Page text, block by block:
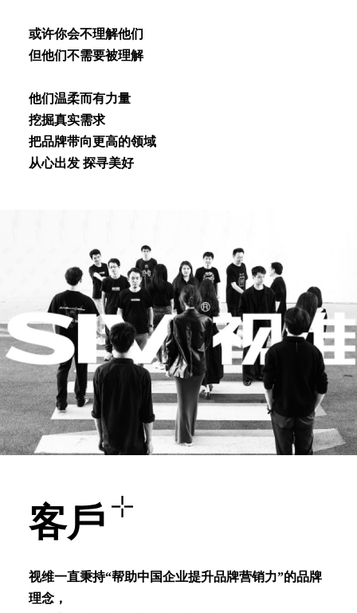
或许你会不理解他们
但他们不需要被理解
他们温柔⽽有⼒量
挖掘真实需求
把品牌带向更⾼的领域
从⼼出发 探寻美好
客⼾
视维⼀直秉持“帮助中国企业提升品牌营销⼒”的品牌
理念，